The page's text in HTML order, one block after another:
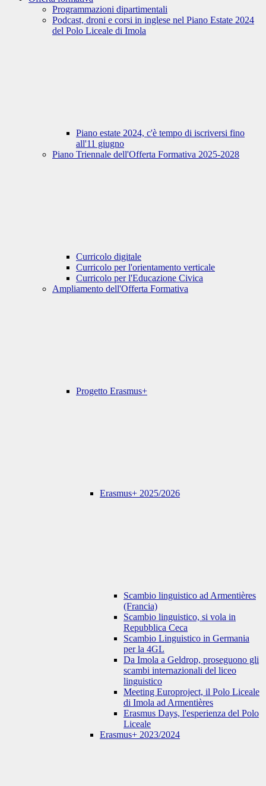
Programmazioni dipartimentali
Podcast, droni e corsi in inglese nel Piano Estate 2024
del Polo Liceale di Imola
Piano estate 2024, c'è tempo di iscriversi fino
all'11 giugno
Piano Triennale dell'Offerta Formativa 2025-2028
Curricolo digitale
Curricolo per l'orientamento verticale
Curricolo per l'Educazione Civica
Ampliamento dell'Offerta Formativa
Progetto Erasmus+
Erasmus+ 2025/2026
Scambio linguistico ad Armentières
(Francia)
Scambio linguistico, si vola in
Repubblica Ceca
Scambio Linguistico in Germania
per la 4GL
Da Imola a Geldrop, proseguono gli
scambi internazionali del liceo
linguistico
Meeting Europroject, il Polo Liceale
di Imola ad Armentières
Erasmus Days, l'esperienza del Polo
Liceale
Erasmus+ 2023/2024